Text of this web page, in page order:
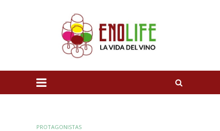
PROTAGONISTAS